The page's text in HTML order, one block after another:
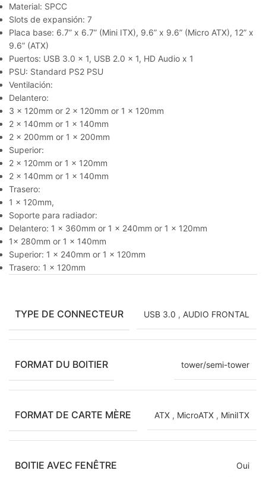
Material: SPCC
Slots de expansión: 7
Placa base: 6.7” x 6.7” (Mini ITX), 9.6” x 9.6” (Micro ATX), 12” x
9.6” (ATX)
Puertos: USB 3.0 x 1, USB 2.0 x 1, HD Audio x 1
PSU: Standard PS2 PSU
Ventilación:
Delantero:
3 x 120mm or 2 x 120mm or 1 x 120mm
2 x 140mm or 1 x 140mm
2 x 200mm or 1 x 200mm
Superior:
2 x 120mm or 1 x 120mm
2 x 140mm or 1 x 140mm
Trasero:
1 x 120mm,
Soporte para radiador:
Delantero: 1 x 360mm or 1 x 240mm or 1 x 120mm
1x 280mm or 1 x 140mm
Superior: 1 x 240mm or 1 x 120mm
Trasero: 1 x 120mm
TYPE DE CONNECTEUR USB 3.0 , AUDIO FRONTAL
FORMAT DU BOITIER tower/semi-tower
FORMAT DE CARTE MÈRE ATX , MicroATX , MiniITX
BOITIE AVEC FENÊTRE Oui